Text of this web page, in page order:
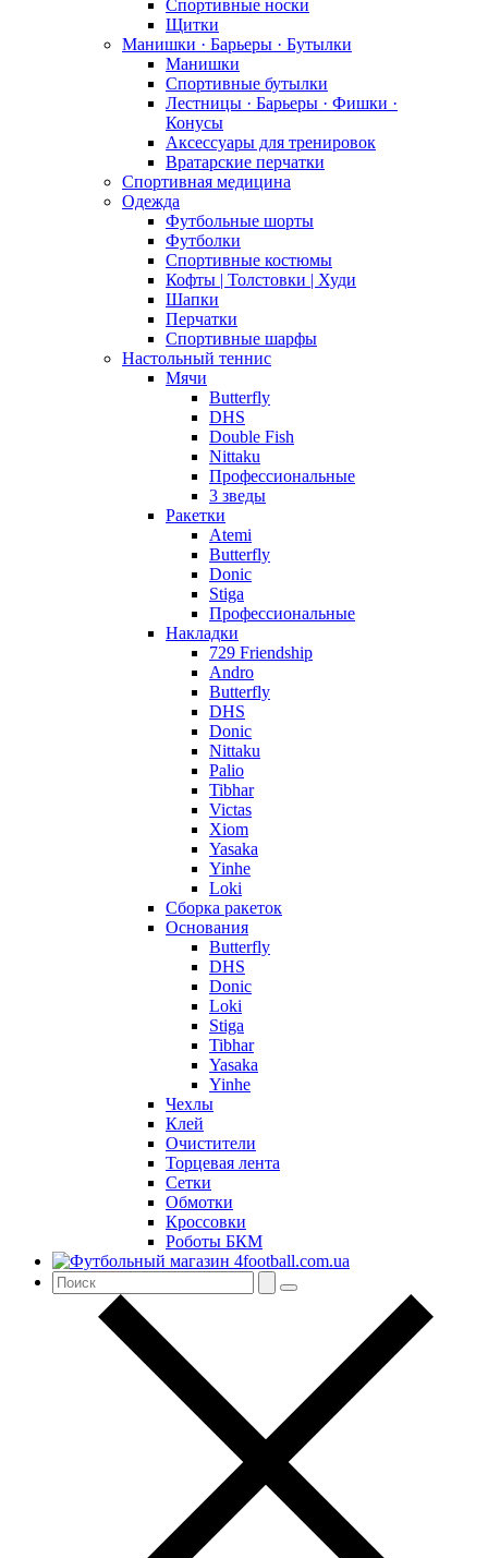
Спортивные носки
Щитки
Манишки · Барьеры · Бутылки
Манишки
Спортивные бутылки
Лестницы · Барьеры · Фишки ·
Конусы
Аксессуары для тренировок
Вратарские перчатки
Спортивная медицина
Одежда
Футбольные шорты
Футболки
Спортивные костюмы
Кофты | Толстовки | Худи
Шапки
Перчатки
Спортивные шарфы
Настольный теннис
Мячи
Butterfly
DHS
Double Fish
Nittaku
Профессиональные
3 зведы
Ракетки
Atemi
Butterfly
Donic
Stiga
Профессиональные
Накладки
729 Friendship
Andro
Butterfly
DHS
Donic
Nittaku
Palio
Tibhar
Victas
Xiom
Yasaka
Yinhe
Loki
Сборка ракеток
Основания
Butterfly
DHS
Donic
Loki
Stiga
Tibhar
Yasaka
Yinhe
Чехлы
Клей
Очистители
Торцевая лента
Сетки
Обмотки
Кроссовки
Роботы БКМ